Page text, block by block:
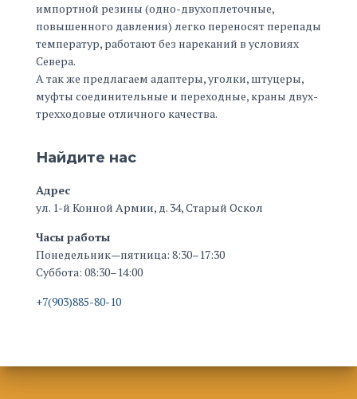
импортной резины (одно-двухоплеточные,
повышенного давления) легко переносят перепады
температур, работают без нареканий в условиях
Севера.
А так же предлагаем адаптеры, уголки, штуцеры,
муфты соединительные и переходные, краны двух-
трехходовые отличного качества.
Найдите нас
Адрес
ул. 1-й Конной Армии, д. 34, Старый Оскол
Часы работы
Понедельник—пятница: 8:30–17:30
Суббота: 08:30–14:00
+7(903)885-80-10